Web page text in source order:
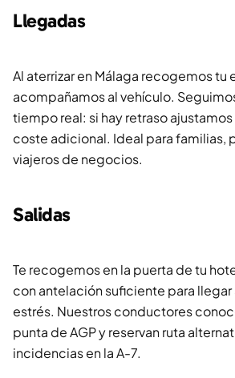
Llegadas
Al aterrizar en Málaga recogemos tu
acompañamos al vehículo.
tiempo real: si hay retraso
coste adicional. Ideal para familias,
viajeros de negocios.
Salidas
Te recogemos en la puerta de tu
con antelación suficiente para llegar
estrés. Nuestros conductores
punta de AGP y reservan ruta
incidencias en la A-7.